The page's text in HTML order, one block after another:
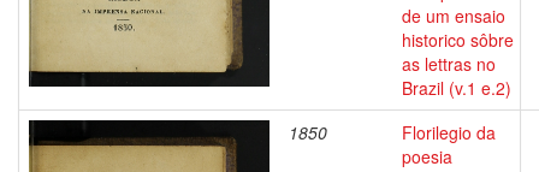
de um ensaio
historico sôbre
as lettras no
Brazil (v.1 e.2)
1850
Florilegio da
poesia